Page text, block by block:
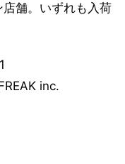
店舗。いずれも入荷
inc.